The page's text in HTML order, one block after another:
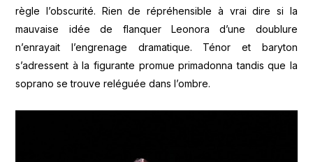
règle l’obscurité. Rien de répréhensible à vrai dire si la
mauvaise idée de flanquer Leonora d’une doublure
n’enrayait l’engrenage dramatique. Ténor et baryton
s’adressent à la figurante promue primadonna tandis que la
soprano se trouve reléguée dans l’ombre.